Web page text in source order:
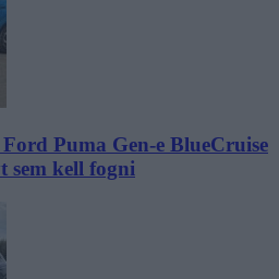
Puma Gen-e BlueCruise
sem kell fogni